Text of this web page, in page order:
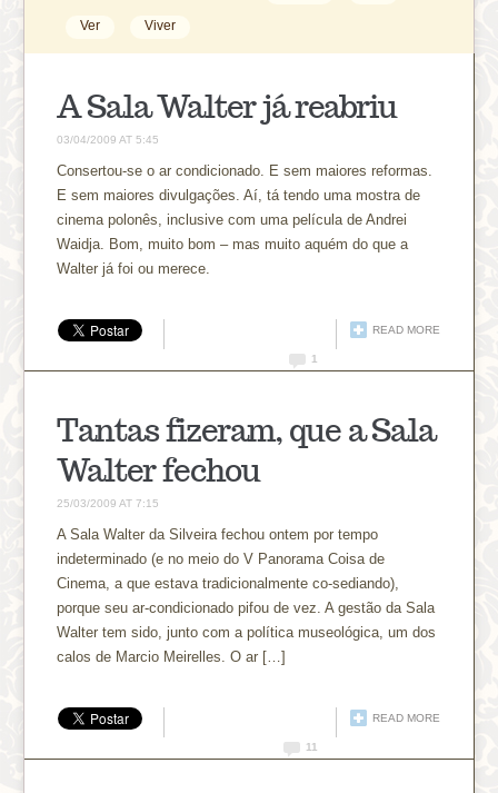
Ver Viver
A Sala Walter já reabriu
03/04/2009 AT 5:45
Consertou-se o ar condicionado. E sem maiores reformas.
E sem maiores divulgações. Aí, tá tendo uma mostra de
cinema polonês, inclusive com uma película de Andrei
Waidja. Bom, muito bom – mas muito aquém do que a
Walter já foi ou merece.
READ MORE
1
Tantas fizeram, que a Sala
Walter fechou
25/03/2009 AT 7:15
A Sala Walter da Silveira fechou ontem por tempo
indeterminado (e no meio do V Panorama Coisa de
Cinema, a que estava tradicionalmente co-sediando),
porque seu ar-condicionado pifou de vez. A gestão da Sala
Walter tem sido, junto com a política museológica, um dos
calos de Marcio Meirelles. O ar […]
READ MORE
11